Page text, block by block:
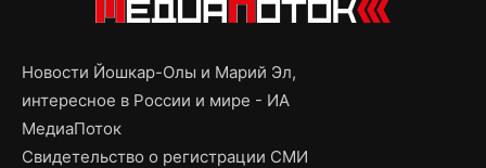
Новости Йошкар-Олы и Марий Эл,
интересное в России и мире - ИА
МедиаПоток
Свидетельство о регистрации СМИ